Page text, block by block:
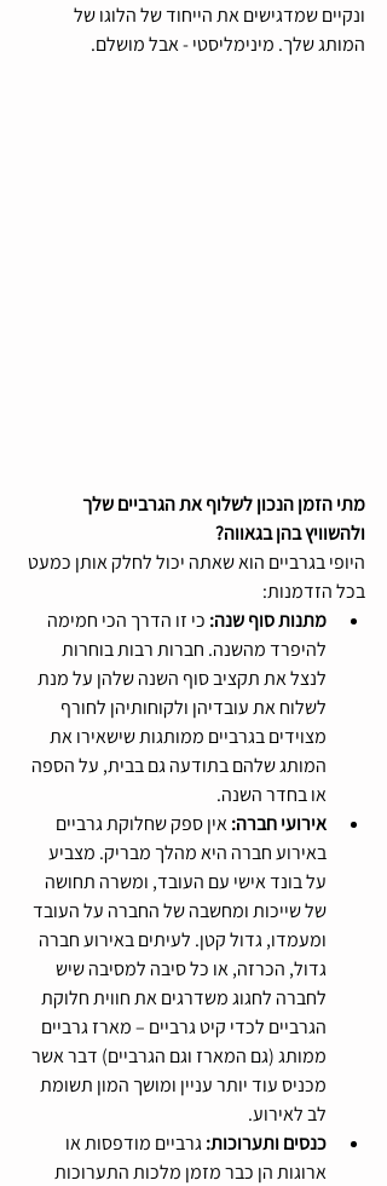
ונקיים שמדגישים את הייחוד של הלוגו של
המותג שלך. מינימליסטי - אבל מושלם.
מתי הזמן הנכון לשלוף את הגרביים שלך
ולהשוויץ בהן בגאווה?
היופי בגרביים הוא שאתה יכול לחלק אותן כמעט
בכל הזדמנות:
מתנות סוף שנה: כי זו הדרך הכי חמימה
להיפרד מהשנה. חברות רבות בוחרות
לנצל את תקציב סוף השנה שלהן על מנת
לשלוח את עובדיהן ולקוחותיהן לחורף
מצוידים בגרביים ממותגות שישאירו את
המותג שלהם בתודעה גם בבית, על הספה
או בחדר השנה.
אירועי חברה: אין ספק שחלוקת גרביים
באירוע חברה היא מהלך מבריק. מצביע
על בונד אישי עם העובד, ומשרה תחושה
של שייכות ומחשבה של החברה על העובד
ומעמדו, גדול קטן. לעיתים באירוע חברה
גדול, הכרזה, או כל סיבה למסיבה שיש
לחברה לחגוג משדרגים את חווית חלוקת
הגרביים לכדי קיט גרביים – מארז גרביים
ממותג (גם המארז וגם הגרביים) דבר אשר
מכניס עוד יותר עניין ומושך המון תשומת
לב לאירוע.
כנסים ותערוכות: גרביים מודפסות או
ארוגות הן כבר מזמן מלכות התערוכות